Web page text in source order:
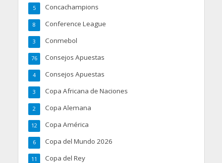
Concachampions
5
Conference League
8
Conmebol
3
Consejos Apuestas
76
Consejos Apuestas
4
Copa Africana de Naciones
3
Copa Alemana
2
Copa América
12
Copa del Mundo 2026
6
Copa del Rey
11